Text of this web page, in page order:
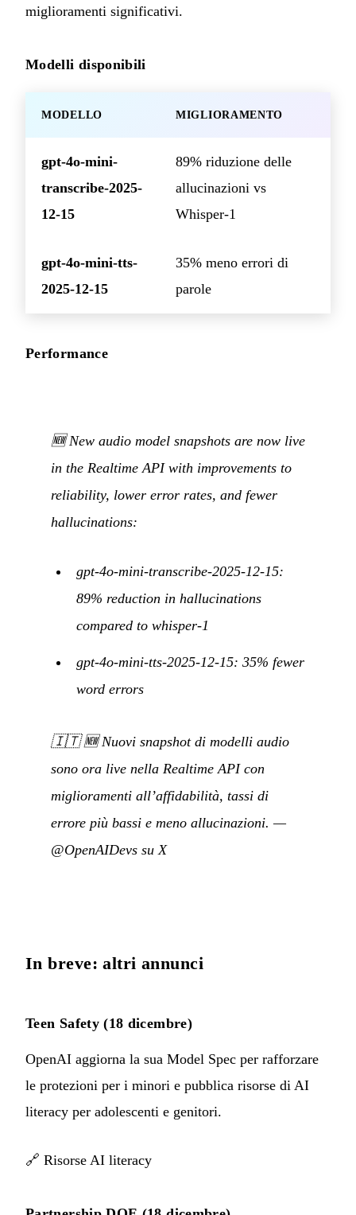
miglioramenti significativi.
Modelli disponibili
MODELLO MIGLIORAMENTO
gpt-4o-mini-
transcribe-2025-
12-15
89% riduzione delle
allucinazioni vs
Whisper-1
gpt-4o-mini-tts-
2025-12-15
35% meno errori di
parole
Performance
🆕 New audio model snapshots are now live
in the Realtime API with improvements to
reliability, lower error rates, and fewer
hallucinations:
gpt-4o-mini-transcribe-2025-12-15:
89% reduction in hallucinations
compared to whisper-1
gpt-4o-mini-tts-2025-12-15: 35% fewer
word errors
🇮🇹🆕 Nuovi snapshot di modelli audio
sono ora live nella Realtime API con
miglioramenti all’affidabilità, tassi di
errore più bassi e meno allucinazioni. —
@OpenAIDevs su X
In breve: altri annunci
Teen Safety (18 dicembre)
OpenAI aggiorna la sua Model Spec per rafforzare
le protezioni per i minori e pubblica risorse di AI
literacy per adolescenti e genitori.
🔗 Risorse AI literacy